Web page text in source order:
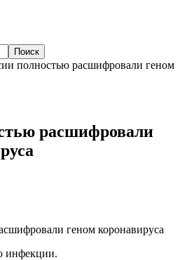
полностью расшифровали геном
расшифровали
инфекции.